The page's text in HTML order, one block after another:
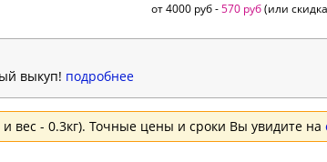
от 4000 руб - 570 руб(или
выкуп! подробнее
вес - 0.3кг). Точные цены и сроки Вы увидите на